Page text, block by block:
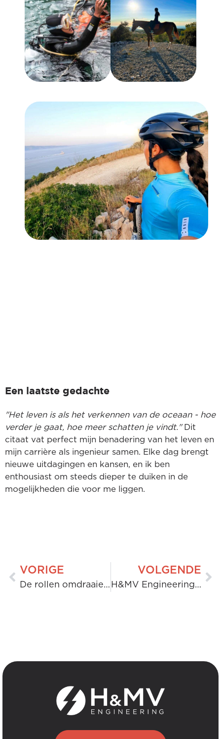
Een laatste gedachte
"Het leven is als het verkennen van de oceaan - hoe
verder je gaat, hoe meer schatten je vindt."Dit
citaat vat perfect mijn benadering van het leven en
mijn carrière als ingenieur samen. Elke dag brengt
nieuwe uitdagingen en kansen, en ik ben
enthousiast om steeds dieper te duiken in de
mogelijkheden die voor me liggen.
VORIGE
De rollen omdraaien op het gebied van stortplaatsen: de circulaire oplossing voor houtafval van H&MV
VOLGENDE
H&MV Engineering's Miyawaki Forest Project bij MMS School, Hosur, India